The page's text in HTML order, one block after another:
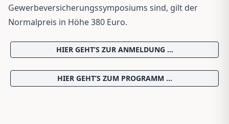
Gewerbeversicherungssymposiums sind, gilt der
Normalpreis in Höhe 380 Euro.
HIER GEHT’S ZUR ANMELDUNG …
HIER GEHT’S ZUM PROGRAMM …